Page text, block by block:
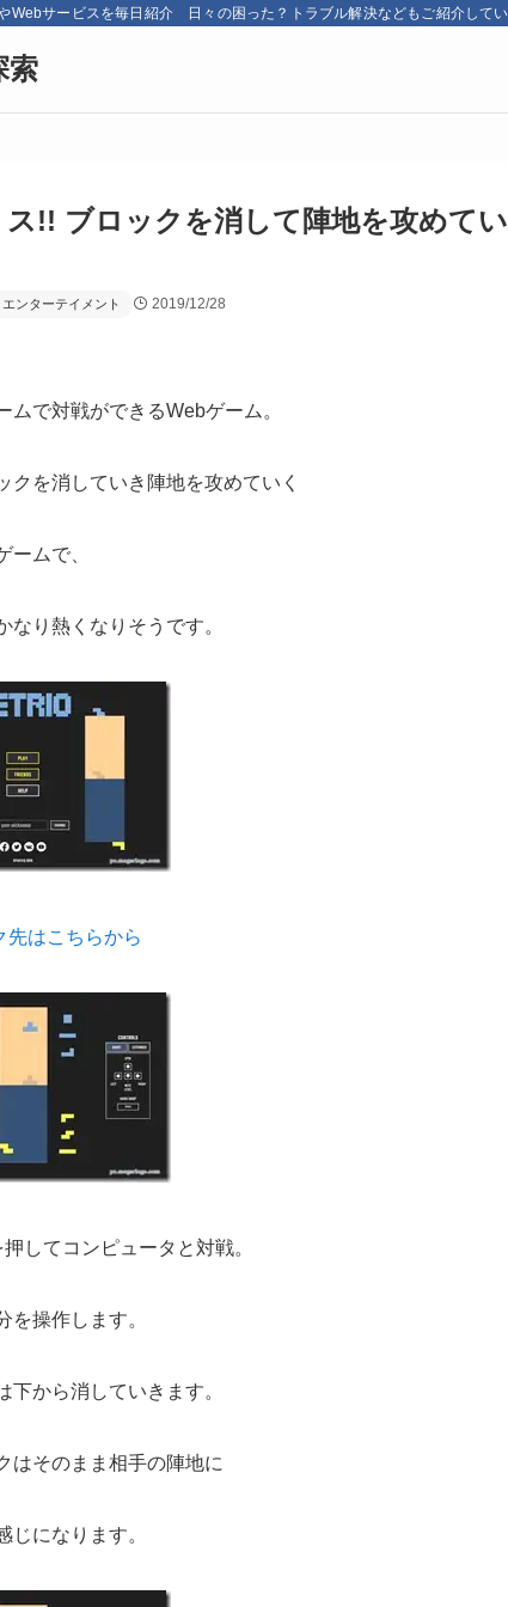
Webサービスを毎日紹介 日々の困った？トラブル解決などもご紹介して
索
ス!! ブロックを消して陣地を攻めて
エンターテイメント 2019/12/28
ムで対戦ができるWebゲーム。
クを消していき陣地を攻めていく
ームで、
なり熱くなりそうです。
先はこちらから
してコンピュータと対戦。
を操作します。
下から消していきます。
はそのまま相手の陣地に
じになります。